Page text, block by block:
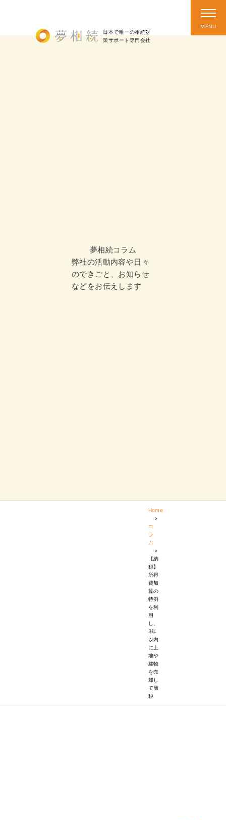
日本で唯一の相続対
策サポート 専門会社
夢相続コラム
弊社の活動内容や日々
のできごと、お知らせ
などをお伝えします
Home
>
コ
ラ
ム
>
【納
税】
所得
費加
算の
特例
を利
用
し、
3年
以内
に土
地や
建物
を売
却し
て節
税